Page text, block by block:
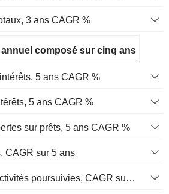
3 ans CAGR %
composé sur cinq ans
5 ans CAGR %
5 ans CAGR %
sur prêts, 5 ans CAGR %
CAGR sur 5 ans
Bénéfices des activités poursuivies, CAGR sur 5 ans